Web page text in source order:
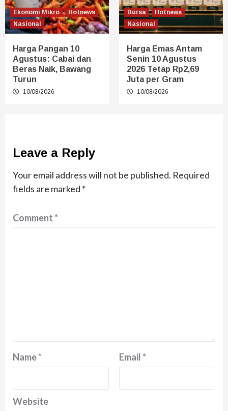
Ekonomi Mikro
Hotnews
Nasional
Harga Pangan 10
Agustus: Cabai dan
Beras Naik, Bawang
Turun
10/08/2026
Bursa
Hotnews
Nasional
Harga Emas Antam
Senin 10 Agustus
2026 Tetap Rp2,69
Juta per Gram
10/08/2026
Leave a Reply
Your email address will not be published. Required
fields are marked *
Comment*
Name* Email*
Website